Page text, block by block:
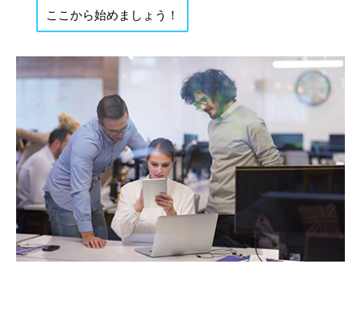
ここから始めましょう！